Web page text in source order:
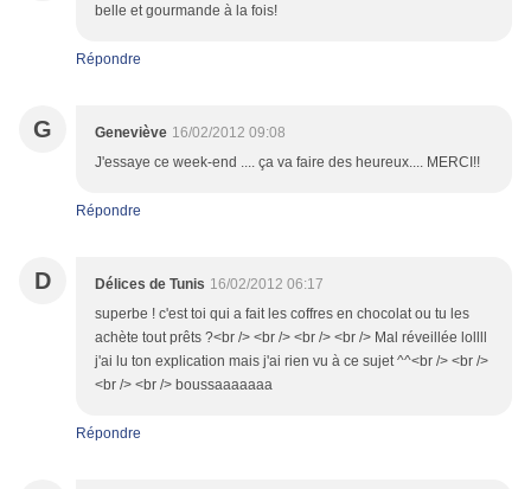
belle et gourmande à la fois!
Répondre
G Geneviève 16/02/2012 09:08
J'essaye ce week-end .... ça va faire des heureux.... MERCI!!
Répondre
D Délices de Tunis 16/02/2012 06:17
superbe ! c'est toi qui a fait les coffres en chocolat ou tu les
achète tout prêts ?<br /> <br /> <br /> <br /> Mal réveillée lollll
j'ai lu ton explication mais j'ai rien vu à ce sujet ^^<br /> <br />
<br /> <br /> boussaaaaaaa
Répondre